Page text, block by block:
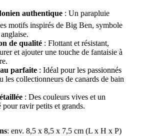
authentique : Un parapluie
motifs inspirés de Big Ben, symbole
de qualité : Flottant et résistant,
et ajouter une touche de fantaisie à
parfaite : Idéal pour les passionnés
les collectionneurs de canards de bain
: Des couleurs vives et un
pour ravir petits et grands.
: env. 8,5 x 8,5 x 7,5 cm (L x H x P)